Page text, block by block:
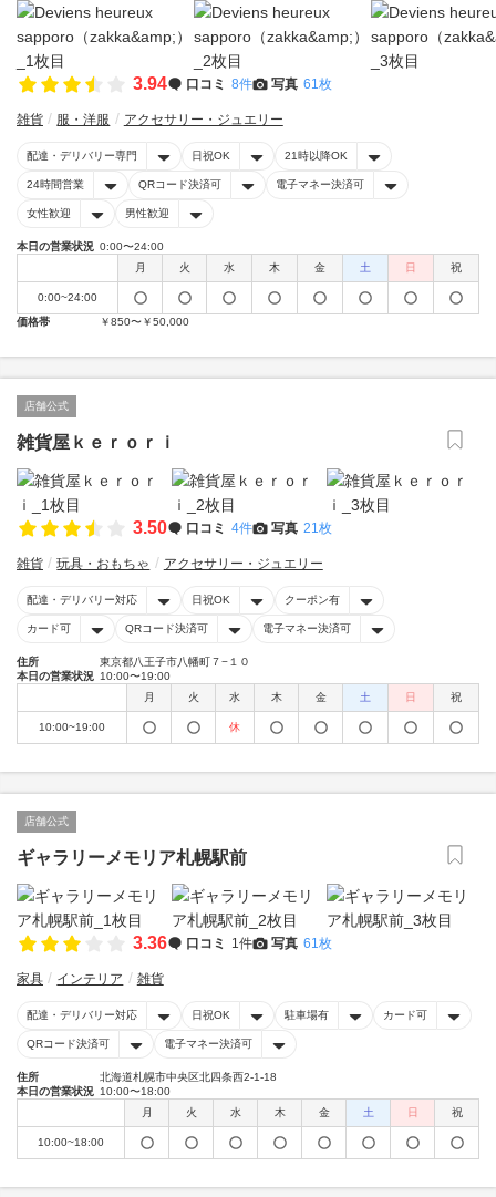
3.94 口コミ 8件 写真 61枚
雑貨 服・洋服 アクセサリー・ジュエリー
配達・デリバリー専門 日祝OK 21時以降OK
24時間営業 QRコード決済可 電子マネー決済可
女性歓迎 男性歓迎
本日の営業状況 0:00〜24:00
月
火 水 木 金 土 日 祝
0:00~24:00
価格帯
￥850〜￥50,000
店舗公式
雑貨屋ｋｅｒｏｒｉ
3.50 口コミ 4件 写真 21枚
雑貨 玩具・おもちゃ アクセサリー・ジュエリー
配達・デリバリー対応 日祝OK クーポン有
カード可 QRコード決済可 電子マネー決済可
住所
東京都八王子市八幡町７−１０
本日の営業状況 10:00〜19:00
月
火 水 木 金 土 日 祝
10:00~19:00 休
店舗公式
ギャラリーメモリア札幌駅前
3.36 口コミ 1件 写真 61枚
家具 インテリア 雑貨
配達・デリバリー対応 日祝OK 駐車場有 カード可
QRコード決済可 電子マネー決済可
住所
北海道札幌市中央区北四条西2-1-18
本日の営業状況 10:00〜18:00
月
火 水 木 金 土 日 祝
10:00~18:00